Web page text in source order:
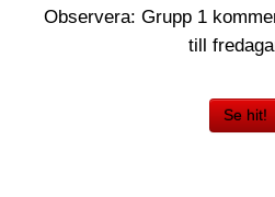
Observera: Grupp 1
till
Se hit!